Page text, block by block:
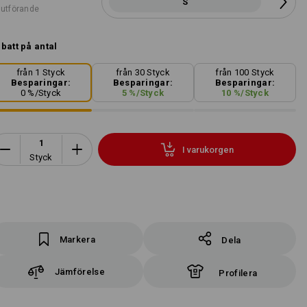
på antal
från 1 Styck
Besparingar:
0%/Styck
från 30 Styck
Besparingar:
5%/Styck
från 100 Styck
Besparingar:
10 %/Styck
Styck
I varukorgen
Markera Dela
Jämförelse Profilera